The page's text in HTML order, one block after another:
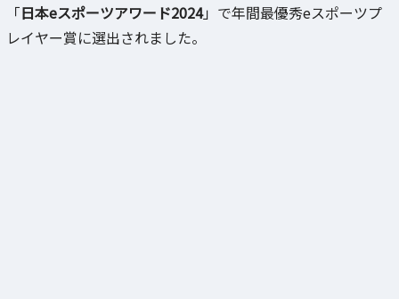
「日本eスポーツアワード2024」で年間最優秀eスポーツプ
レイヤー賞に選出されました。